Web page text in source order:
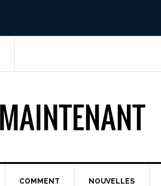
COMMENT NOUVELLES